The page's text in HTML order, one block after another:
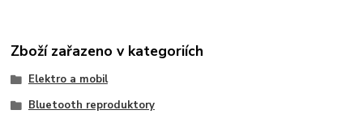
Zboží zařazeno v kategoriích
Elektro a mobil
Bluetooth reproduktory